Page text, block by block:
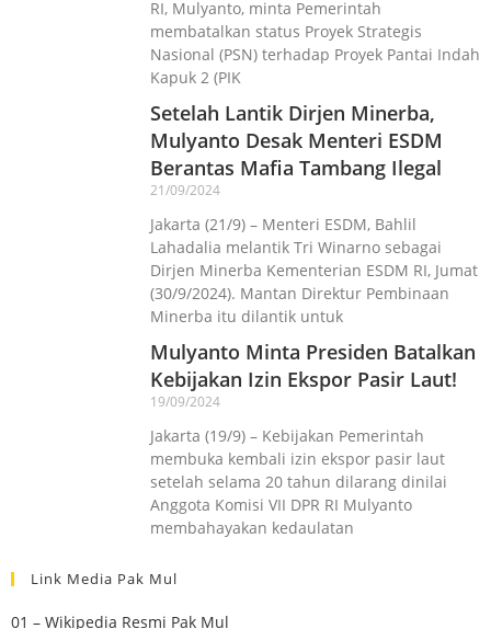
RI, Mulyanto, minta Pemerintah
membatalkan status Proyek Strategis
Nasional (PSN) terhadap Proyek Pantai Indah
Kapuk 2 (PIK
Setelah Lantik Dirjen Minerba,
Mulyanto Desak Menteri ESDM
Berantas Mafia Tambang Ilegal
21/09/2024
Jakarta (21/9) – Menteri ESDM, Bahlil
Lahadalia melantik Tri Winarno sebagai
Dirjen Minerba Kementerian ESDM RI, Jumat
(30/9/2024). Mantan Direktur Pembinaan
Minerba itu dilantik untuk
Mulyanto Minta Presiden Batalkan
Kebijakan Izin Ekspor Pasir Laut!
19/09/2024
Jakarta (19/9) – Kebijakan Pemerintah
membuka kembali izin ekspor pasir laut
setelah selama 20 tahun dilarang dinilai
Anggota Komisi VII DPR RI Mulyanto
membahayakan kedaulatan
Link Media Pak Mul
01 – Wikipedia Resmi Pak Mul